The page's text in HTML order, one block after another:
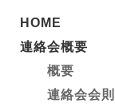
HOME
連絡会概要
概要
連絡会会則